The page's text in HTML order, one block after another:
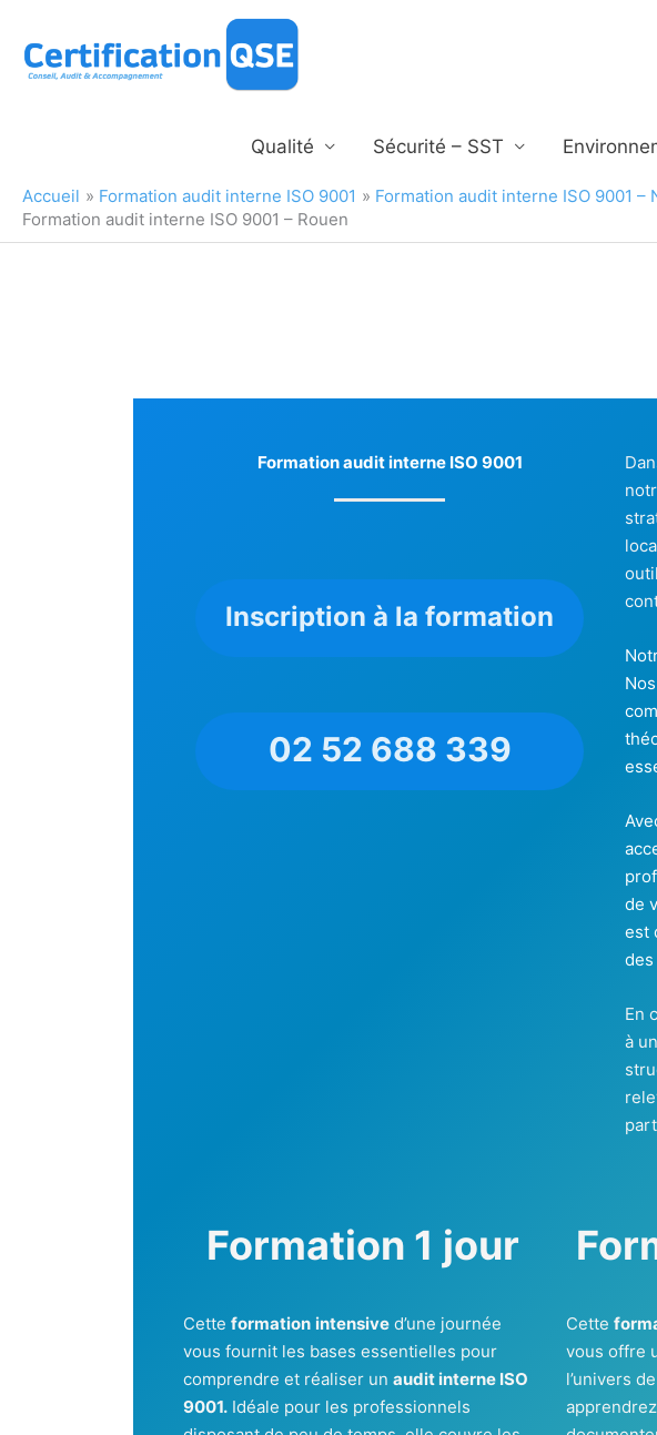
contenu
Qualité Sécurité – SST
Accueil Formation audit interne ISO 9001 Formation audit interne ISO 9001 –
Formation audit interne ISO 9001 – Rouen
Formation audit interne ISO 9001
Inscription à la formation
02 52 688 339
de
est
En
à
Formation 1 jour
Cetteformation intensive d’une journée
vous fournit les bases essentielles pour
comprendre et réaliser unaudit interne ISO
9001. Idéale pour les professionnels
Cette
vous offre
l’univers